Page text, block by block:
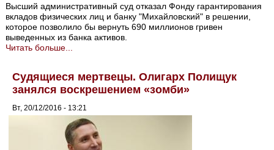
Высший административный суд отказал Фонду гарантирования
вкладов физических лиц и банку "Михайловский" в решении,
которое позволило бы вернуть 690 миллионов гривен
выведенных из банка активов.
Читать больше...
Судящиеся мертвецы. Олигарх Полищук
занялся воскрешением «зомби»
Вт, 20/12/2016 - 13:21